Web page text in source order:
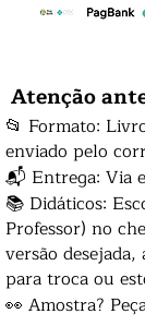
Atenção
📂 Formato:
enviado pelo
📬 Entrega: Via
📚 Didáticos:
Professor) no
versão
para troca ou
👀 Amostra?